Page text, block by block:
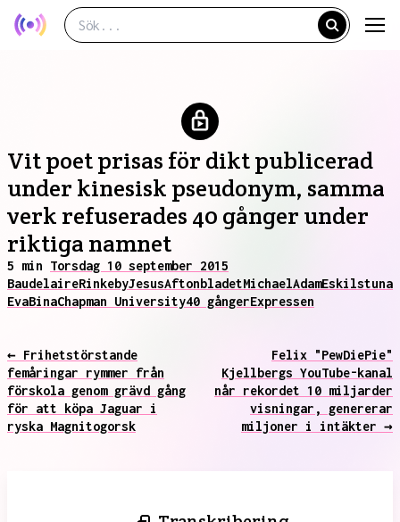
Vit poet prisas för dikt publicerad
under kinesisk pseudonym, samma
verk refuserades 40 gånger under
riktiga namnet
5 min Torsdag 10 september 2015
BaudelaireRinkebyJesusAftonbladetMichaelAdamEskilstuna
EvaBinaChapman University40 gångerExpressen
← Frihetstörstande
femåringar rymmer från
förskola genom grävd gång
för att köpa Jaguar i
ryska Magnitogorsk
Felix "PewDiePie"
Kjellbergs YouTube-kanal
når rekordet 10 miljarder
visningar, genererar
miljoner i intäkter →